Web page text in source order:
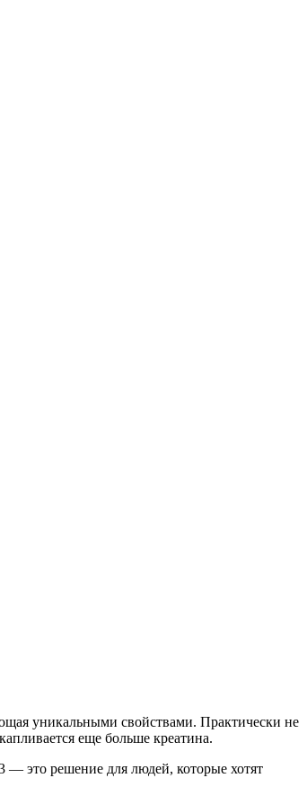
уникальными свойствами. Практически не
еще больше креатина.
— это решение для людей, которые хотят